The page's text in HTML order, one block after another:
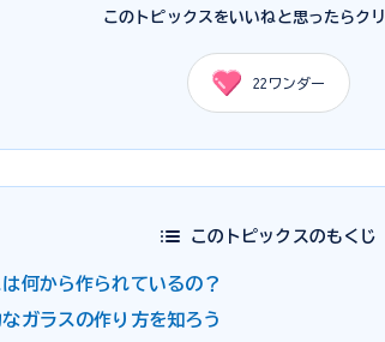
このトピックスをいいねと思ったらクリ
22 ワンダー
このトピックスのもくじ
何から作られているの？
ガラスの作り方を知ろう